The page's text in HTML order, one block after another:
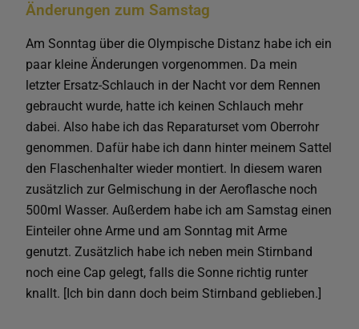
Änderungen zum Samstag
Am Sonntag über die Olympische Distanz habe ich ein
paar kleine Änderungen vorgenommen. Da mein
letzter Ersatz-Schlauch in der Nacht vor dem Rennen
gebraucht wurde, hatte ich keinen Schlauch mehr
dabei. Also habe ich das Reparaturset vom Oberrohr
genommen. Dafür habe ich dann hinter meinem Sattel
den Flaschenhalter wieder montiert. In diesem waren
zusätzlich zur Gelmischung in der Aeroflasche noch
500ml Wasser. Außerdem habe ich am Samstag einen
Einteiler ohne Arme und am Sonntag mit Arme
genutzt. Zusätzlich habe ich neben mein Stirnband
noch eine Cap gelegt, falls die Sonne richtig runter
knallt. [Ich bin dann doch beim Stirnband geblieben.]